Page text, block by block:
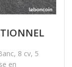
8 cv, 5
en